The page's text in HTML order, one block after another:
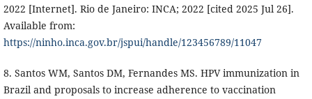
2022 [Internet]. Rio de Janeiro: INCA; 2022 [cited 2025 Jul 26].
Available from:
https://ninho.inca.gov.br/jspui/handle/123456789/11047
8. Santos WM, Santos DM, Fernandes MS. HPV immunization in
Brazil and proposals to increase adherence to vaccination